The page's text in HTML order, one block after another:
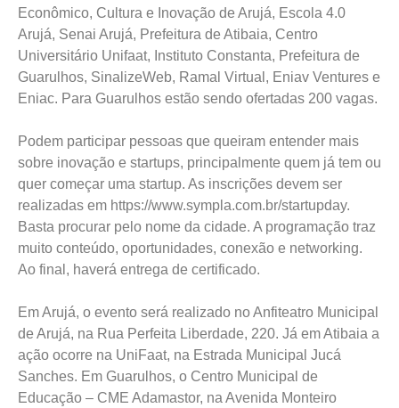
Econômico, Cultura e Inovação de Arujá, Escola 4.0
Arujá, Senai Arujá, Prefeitura de Atibaia, Centro
Universitário Unifaat, Instituto Constanta, Prefeitura de
Guarulhos, SinalizeWeb, Ramal Virtual, Eniav Ventures e
Eniac. Para Guarulhos estão sendo ofertadas 200 vagas.
Podem participar pessoas que queiram entender mais
sobre inovação e startups, principalmente quem já tem ou
quer começar uma startup. As inscrições devem ser
realizadas em https://www.sympla.com.br/startupday.
Basta procurar pelo nome da cidade. A programação traz
muito conteúdo, oportunidades, conexão e networking.
Ao final, haverá entrega de certificado.
Em Arujá, o evento será realizado no Anfiteatro Municipal
de Arujá, na Rua Perfeita Liberdade, 220. Já em Atibaia a
ação ocorre na UniFaat, na Estrada Municipal Jucá
Sanches. Em Guarulhos, o Centro Municipal de
Educação – CME Adamastor, na Avenida Monteiro